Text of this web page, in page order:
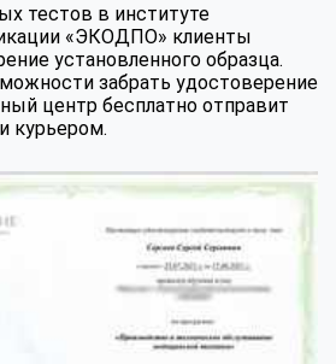
тестов в институте
«ЭКОДПО» клиенты
установленного образца.
забрать удостоверение
центр бесплатно отправит
курьером.